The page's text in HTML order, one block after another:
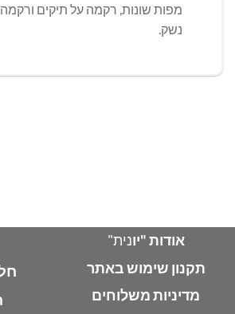
מפות שונות, רקמה על תיקים
נשק.
אודות "יונית"
תקנון שימוש באתר
מדיניות משלוחים